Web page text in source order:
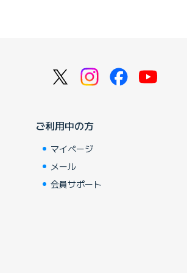
ご利用中の方
マイページ
メール
会員サポート